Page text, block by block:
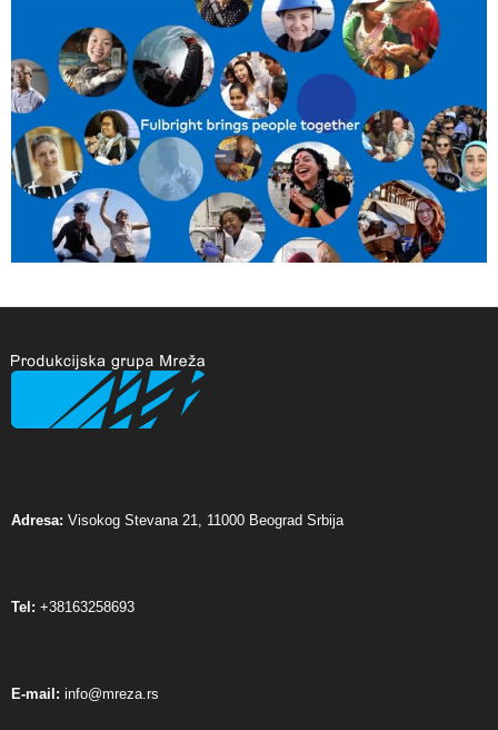
Adresa: Visokog Stevana 21, 11000 Beograd Srbija
Tel: +38163258693
E-mail: info@mreza.rs